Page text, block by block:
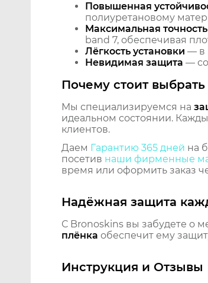
Повышенная
полиуретановому
Максимальная
band 7, обеспечивая
Лёгкость установки — в
Невидимая защита —
Почему стоит
Мы специализируемся на
идеальном состоянии.
клиентов.
Даем Гарантию 365 дней на
посетив наши фирменные
время или оформить заказ
Надёжная защита
С Bronoskins вы забудете о
плёнка обеспечит ему
Инструкция и Отзывы